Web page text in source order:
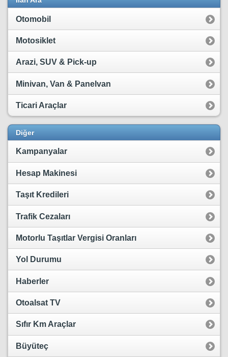
Otomobil
Motosiklet
Arazi, SUV & Pick-up
Minivan, Van & Panelvan
Ticari Araçlar
Diğer
Kampanyalar
Hesap Makinesi
Taşıt Kredileri
Trafik Cezaları
Motorlu Taşıtlar Vergisi Oranları
Yol Durumu
Haberler
Otoalsat TV
Sıfır Km Araçlar
Büyüteç